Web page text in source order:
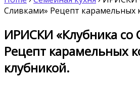
Сливками» Рецепт карамельных
ИРИСКИ «Клубника со
Рецепт карамельных
клубникой.